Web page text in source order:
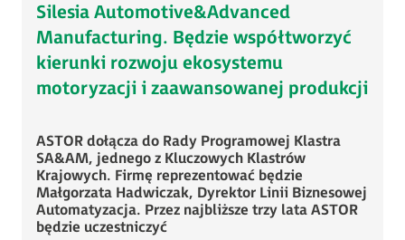
Silesia Automotive&Advanced
Manufacturing. Będzie współtworzyć
kierunki rozwoju ekosystemu
motoryzacji i zaawansowanej produkcji
ASTOR dołącza do Rady Programowej Klastra
SA&AM, jednego z Kluczowych Klastrów
Krajowych. Firmę reprezentować będzie
Małgorzata Hadwiczak, Dyrektor Linii Biznesowej
Automatyzacja. Przez najbliższe trzy lata ASTOR
będzie uczestniczyć